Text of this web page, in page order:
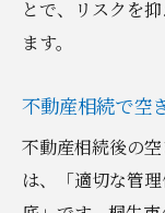
とで、リスクを
ます。
不動産相続で空
不動産相続後の
は、「適切な管